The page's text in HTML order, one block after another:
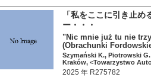
「私をここに引き止
ー・・・
"Nic mnie już tu nie
(Obrachunki
Szymański K., Piotrowski G.
Kraków, <Towarzystwo
2025 年 R275782